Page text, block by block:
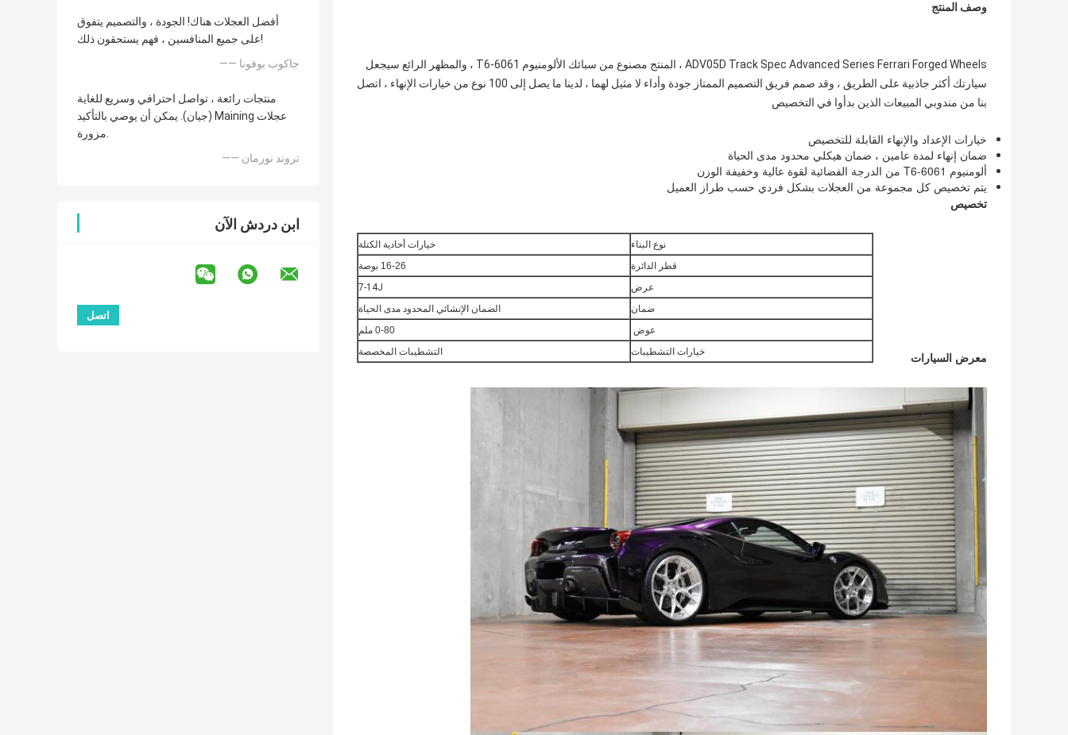
أفضل العجلات هناك! الجودة ، والتصميم يتفوق
على جميع المنافسين ، فهم يستحقون ذلك!
—— جاكوب بوفونا
منتجات رائعة ، تواصل احترافي وسريع للغاية
(جيان). يمكن أن يوصي بالتأكيد Maining عجلات
مزورة.
—— تروند نورمان
ابن دردش الآن
وصف المنتج
ADV05D Track Spec Advanced Series Ferrari Forged Wheels ، المنتج مصنوع من سبائك الألومنيوم 6061-T6 ، والمظهر الرائع سيجعل
سيارتك أكثر جاذبية على الطريق ، وقد صمم فريق التصميم الممتاز جودة وأداء لا مثيل لهما ، لدينا ما يصل إلى 100 نوع من خيارات الإنهاء ، اتصل
بنا من مندوبي المبيعات الذين بدأوا في التخصيص
خيارات الإعداد والإنهاء القابلة للتخصيص
ضمان إنهاء لمدة عامين ، ضمان هيكلي محدود مدى الحياة
ألومنيوم 6061-T6 من الدرجة الفضائية لقوة عالية وخفيفة الوزن
يتم تخصيص كل مجموعة من العجلات بشكل فردي حسب طراز العميل
تخصيص
نوع البناء
خيارات أحادية الكتلة
قطر الدائرة
16-26 بوصة
عرض
7-14J
ضمان
الضمان الإنشائي المحدود مدى الحياة
عوض
0-80 ملم
خيارات التشطيبات
التشطيبات المخصصة معرض السيارات